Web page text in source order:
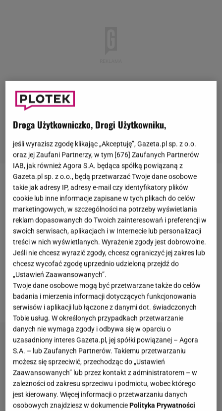
Sprawa śmierciŁukasza Litewkiwciąż jest
szczegółowo badana przez śledczych. Do
tragicznego wypadku doszło 23 kwietnia na odcinku
między Dąbrową Górniczą a Sosnowcem. Poseł
został śmiertelnie potrącony przez 57-letniego
kierowcę. Śledczy zabezpieczyli monitoring na
trasie, po której poruszał się Litewka oraz
podejrzany. 3 czerwca prokurator Bartosz Kilian
przekazał, co udało się ustalić na ich podstawie.
Droga Użytkowniczko, Drogi Użytkowniku,
jeśli wyrazisz zgodę klikając „Akceptuję”, Gazeta.pl sp. z o.o.
oraz jej Zaufani Partnerzy, w tym [676] Zaufanych Partnerów
IAB, jak również Agora S.A. będąca spółką powiązaną z
Gazeta.pl sp. z o.o., będą przetwarzać Twoje dane osobowe
takie jak adresy IP, adresy e-mail czy identyfikatory plików
cookie lub inne informacje zapisane w tych plikach do celów
marketingowych, w szczególności na potrzeby wyświetlania
reklam dopasowanych do Twoich zainteresowań i preferencji w
swoich serwisach, aplikacjach i w Internecie lub personalizacji
treści w nich wyświetlanych. Wyrażenie zgody jest dobrowolne.
Jeśli nie chcesz wyrazić zgody, chcesz ograniczyć jej zakres lub
chcesz wycofać zgodę uprzednio udzieloną przejdź do
„Ustawień Zaawansowanych”.
Twoje dane osobowe mogą być przetwarzane także do celów
badania i mierzenia informacji dotyczących funkcjonowania
serwisów i aplikacji lub łączone z danymi dot. świadczonych
Tobie usług. W określonych przypadkach przetwarzanie
danych nie wymaga zgody i odbywa się w oparciu o
uzasadniony interes Gazeta.pl, jej spółki powiązanej – Agora
S.A. – lub Zaufanych Partnerów. Takiemu przetwarzaniu
możesz się sprzeciwić, przechodząc do „Ustawień
Zaawansowanych” lub przez kontakt z administratorem – w
zależności od zakresu sprzeciwu i podmiotu, wobec którego
jest kierowany. Więcej informacji o przetwarzaniu danych
osobowych znajdziesz w dokumenciePolityka Prywatności